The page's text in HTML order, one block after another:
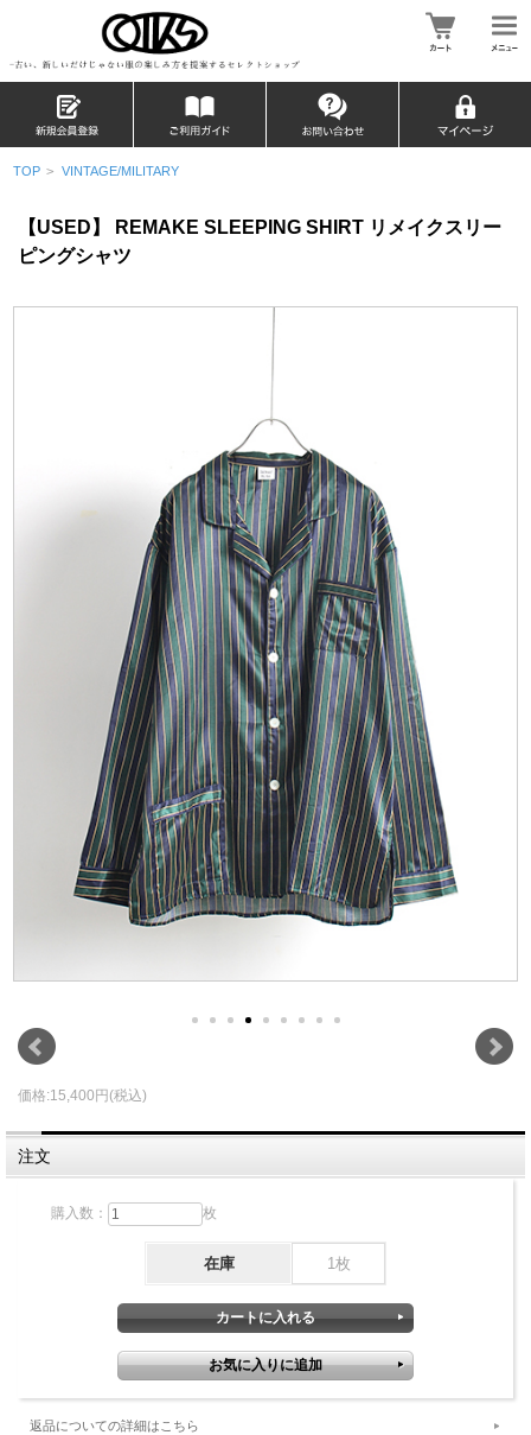
TOP > VINTAGE/MILITARY
【USED】 REMAKE SLEEPING SHIRT リメイクスリー
ピングシャツ
価格:15,400円(税込)
注文
購入数： 枚
在庫 1枚
返品についての詳細はこちら